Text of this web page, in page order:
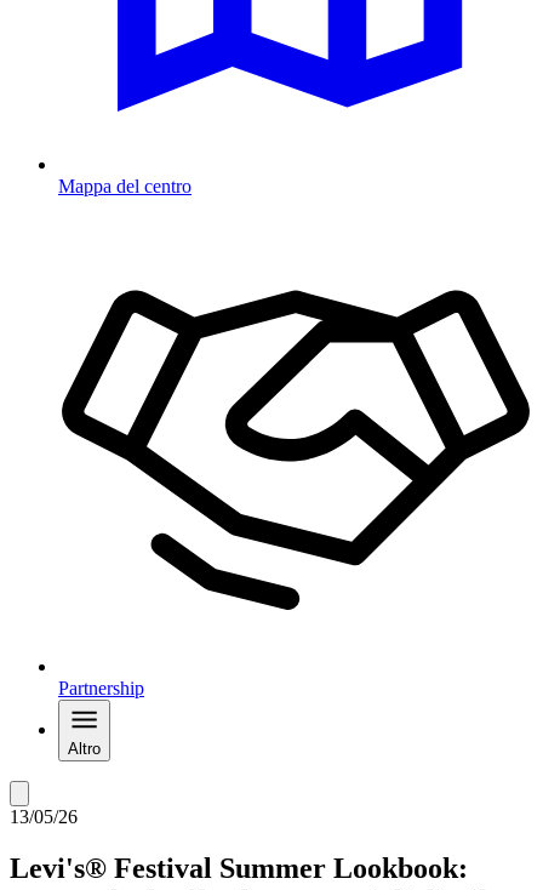
Mappa del centro
Partnership
Altro
13/05/26
Levi's® Festival Summer Lookbook: